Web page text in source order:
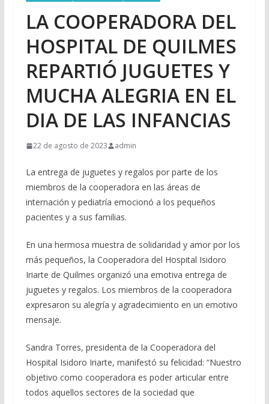
LA COOPERADORA DEL
HOSPITAL DE QUILMES
REPARTIÓ JUGUETES Y
MUCHA ALEGRIA EN EL
DIA DE LAS INFANCIAS
22 de agosto de 2023 admin
La entrega de juguetes y regalos por parte de los
miembros de la cooperadora en las áreas de
internación y pediatría emocionó a los pequeños
pacientes y a sus familias.
En una hermosa muestra de solidaridad y amor por los
más pequeños, la Cooperadora del Hospital Isidoro
Iriarte de Quilmes organizó una emotiva entrega de
juguetes y regalos. Los miembros de la cooperadora
expresaron su alegría y agradecimiento en un emotivo
mensaje.
Sandra Torres, presidenta de la Cooperadora del
Hospital Isidoro Iriarte, manifestó su felicidad: “Nuestro
objetivo como cooperadora es poder articular entre
todos aquellos sectores de la sociedad que